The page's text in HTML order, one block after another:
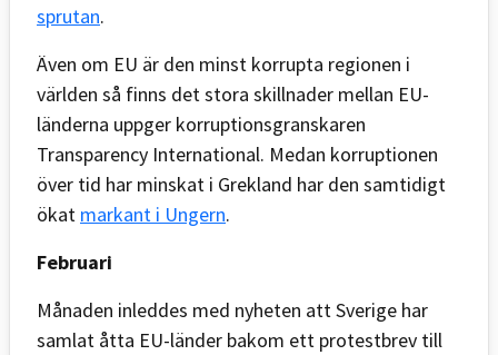
sprutan.
Även om EU är den minst korrupta regionen i
världen så finns det stora skillnader mellan EU-
länderna uppger korruptionsgranskaren
Transparency International. Medan korruptionen
över tid har minskat i Grekland har den samtidigt
ökat markant i Ungern.
Februari
Månaden inleddes med nyheten att Sverige har
samlat åtta EU-länder bakom ett protestbrev till